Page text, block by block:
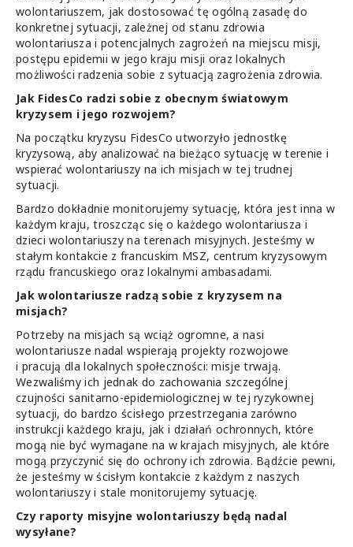
wolontariuszem, jak dostosować tę ogólną zasadę do
konkretnej sytuacji, zależnej od stanu zdrowia
wolontariusza i potencjalnych zagrożeń na miejscu misji,
postępu epidemii w jego kraju misji oraz lokalnych
możliwości radzenia sobie z sytuacją zagrożenia zdrowia.
Jak FidesCo radzi sobie z obecnym światowym
kryzysem i jego rozwojem?
Na początku kryzysu FidesCo utworzyło jednostkę
kryzysową, aby analizować na bieżąco sytuację w terenie i
wspierać wolontariuszy na ich misjach w tej trudnej
sytuacji.
Bardzo dokładnie monitorujemy sytuację, która jest inna w
każdym kraju, troszcząc się o każdego wolontariusza i
dzieci wolontariuszy na terenach misyjnych. Jesteśmy w
stałym kontakcie z francuskim MSZ, centrum kryzysowym
rządu francuskiego oraz lokalnymi ambasadami.
Jak wolontariusze radzą sobie z kryzysem na
misjach?
Potrzeby na misjach są wciąż ogromne, a nasi
wolontariusze nadal wspierają projekty rozwojowe
i pracują dla lokalnych społeczności: misje trwają.
Wezwaliśmy ich jednak do zachowania szczególnej
czujności sanitarno-epidemiologicznej w tej ryzykownej
sytuacji, do bardzo ścisłego przestrzegania zarówno
instrukcji każdego kraju, jak i działań ochronnych, które
mogą nie być wymagane na w krajach misyjnych, ale które
mogą przyczynić się do ochrony ich zdrowia. Bądźcie pewni,
że jesteśmy w ścisłym kontakcie z każdym z naszych
wolontariuszy i stale monitorujemy sytuację.
Czy raporty misyjne wolontariuszy będą nadal
wysyłane?